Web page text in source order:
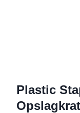
Plastic